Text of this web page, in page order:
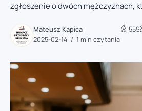
zgłoszenie o dwóch mężczyznach,
Mateusz Kapica
2025-02-14
1 min czytania
559